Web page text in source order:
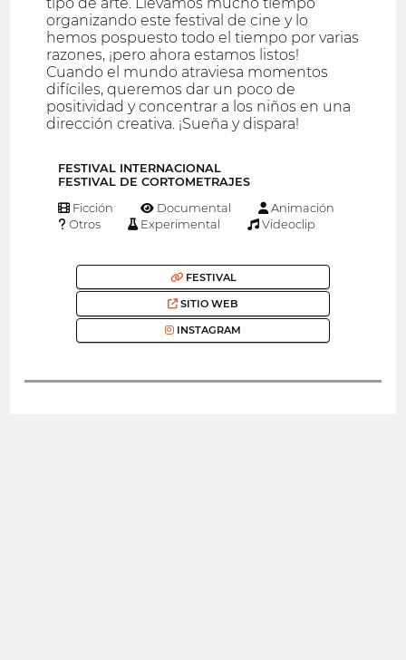
organizando este festival de cine y lo
hemos pospuesto todo el tiempo por varias
razones, ¡pero ahora estamos listos!
Cuando el mundo atraviesa momentos
difíciles, queremos dar un poco de
positividad y concentrar a los niños en una
dirección creativa. ¡Sueña y dispara!
FESTIVAL INTERNACIONAL
FESTIVAL DE CORTOMETRAJES
Ficción Documental
Animación
Otros
Experimental Videoclip
FESTIVAL
SITIO WEB
INSTAGRAM